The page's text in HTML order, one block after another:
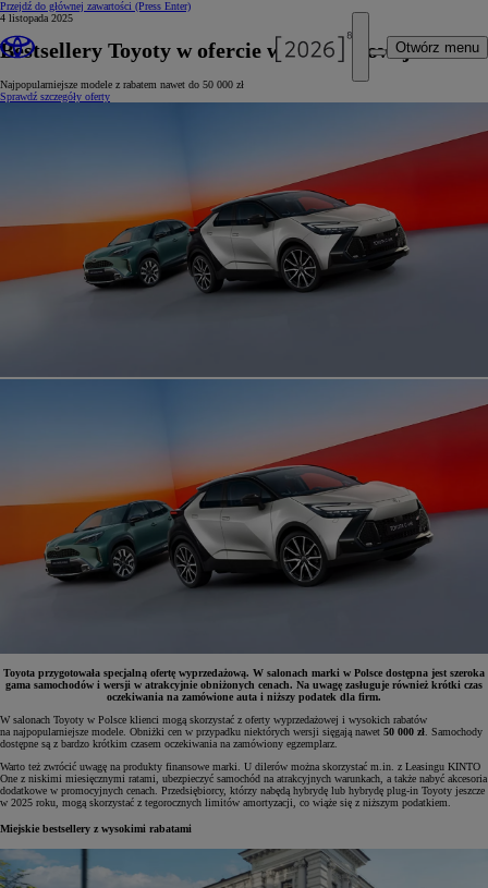
Przejdź do głównej zawartości (Press Enter)
Otwórz menu
4 listopada 2025
Bestsellery Toyoty w ofercie wyprzedażowej
Najpopularniejsze modele z rabatem nawet do 50 000 zł
Sprawdź szczegóły oferty
Toyota przygotowała specjalną ofertę wyprzedażową. W salonach marki w Polsce dostępna jest szeroka
gama samochodów i wersji w atrakcyjnie obniżonych cenach. Na uwagę zasługuje również krótki czas
oczekiwania na zamówione auta i niższy podatek dla firm.
W salonach Toyoty w Polsce klienci mogą skorzystać z oferty wyprzedażowej i wysokich rabatów
na najpopularniejsze modele. Obniżki cen w przypadku niektórych wersji sięgają nawet 50 000 zł . Samochody
dostępne są z bardzo krótkim czasem oczekiwania na zamówiony egzemplarz.
Warto też zwrócić uwagę na produkty finansowe marki. U dilerów można skorzystać m.in. z Leasingu KINTO
One z niskimi miesięcznymi ratami, ubezpieczyć samochód na atrakcyjnych warunkach, a także nabyć akcesoria
dodatkowe w promocyjnych cenach. Przedsiębiorcy, którzy nabędą hybrydę lub hybrydę plug-in Toyoty jeszcze
w 2025 roku, mogą skorzystać z tegorocznych limitów amortyzacji, co wiąże się z niższym podatkiem.
Miejskie bestsellery z wysokimi rabatami